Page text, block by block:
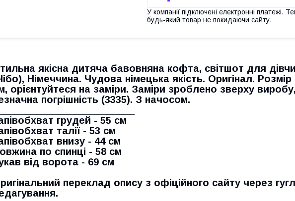
У компанії підключені електронні платежі.
будь-який товар не покидаючи сайту.
якісна дитяча бавовняна кофта, світшот для
Німеччина. Чудова німецька якість. Оригінал.
орієнтуйтеся на заміри. Заміри зроблено зверху
погрішність (3335). З начосом.
грудей - 55 см
талії - 53 см
внизу - 44 см
по спинці - 58 см
від ворота - 69 см
переклад опису з офіційного сайту через